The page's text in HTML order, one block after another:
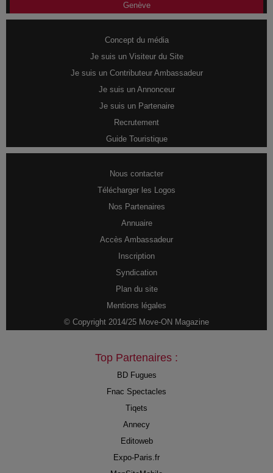
Genève
Concept du média
Je suis un Visiteur du Site
Je suis un Contributeur Ambassadeur
Je suis un Annonceur
Je suis un Partenaire
Recrutement
Guide Touristique
Nous contacter
Télécharger les Logos
Nos Partenaires
Annuaire
Accès Ambassadeur
Inscription
Syndication
Plan du site
Mentions légales
© Copyright 2014/25 Move-ON Magazine
Top Partenaires :
BD Fugues
Fnac Spectacles
Tiqets
Annecy
Editoweb
Expo-Paris.fr